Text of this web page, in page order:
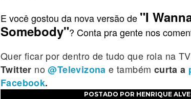
E você gostou da nova versão de "I
Somebody"? Conta pra gente nos
Quer ficar por dentro de tudo que rola na
Twitter no@Televizona e também curta a
Facebook.
POSTADO POR HENRIQUE